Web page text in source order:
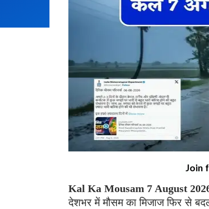
Join
Kal Ka Mousam 7 August
देशभर में मौसम का मिजाज फिर से